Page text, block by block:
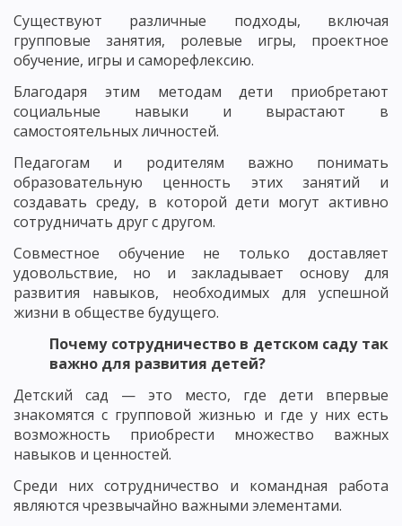
Существуют различные подходы, включая
групповые занятия, ролевые игры, проектное
обучение, игры и саморефлексию.
Благодаря этим методам дети приобретают
социальные навыки и вырастают в
самостоятельных личностей.
Педагогам и родителям важно понимать
образовательную ценность этих занятий и
создавать среду, в которой дети могут активно
сотрудничать друг с другом.
Совместное обучение не только доставляет
удовольствие, но и закладывает основу для
развития навыков, необходимых для успешной
жизни в обществе будущего.
Почему сотрудничество в детском саду так
важно для развития детей?
Детский сад — это место, где дети впервые
знакомятся с групповой жизнью и где у них есть
возможность приобрести множество важных
навыков и ценностей.
Среди них сотрудничество и командная работа
являются чрезвычайно важными элементами.